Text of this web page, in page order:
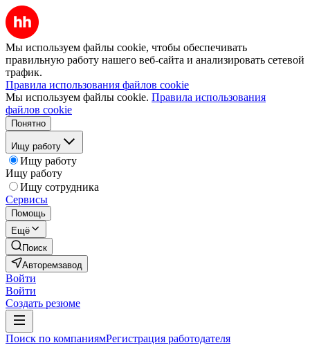
Мы используем файлы cookie, чтобы обеспечивать
правильную работу нашего веб-сайта и анализировать сетевой
трафик.
Правила использования файлов cookie
Мы используем файлы cookie. Правила использования
файлов cookie
Понятно
Ищу работу
Ищу работу
Ищу работу
Ищу сотрудника
Сервисы
Помощь
Ещё
Поиск
Авторемзавод
Войти
Войти
Создать резюме
Поиск по компаниямРегистрация работодателя